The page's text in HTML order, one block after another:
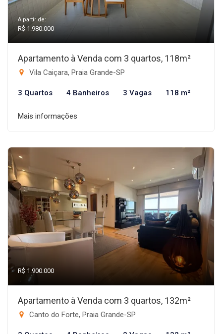
A partir de:
R$ 1.980.000
Apartamento à Venda com 3 quartos, 118m²
Vila Caiçara, Praia Grande-SP
3 Quartos 4 Banheiros 3 Vagas 118 m²
Mais informações
R$ 1.900.000
Apartamento à Venda com 3 quartos, 132m²
Canto do Forte, Praia Grande-SP